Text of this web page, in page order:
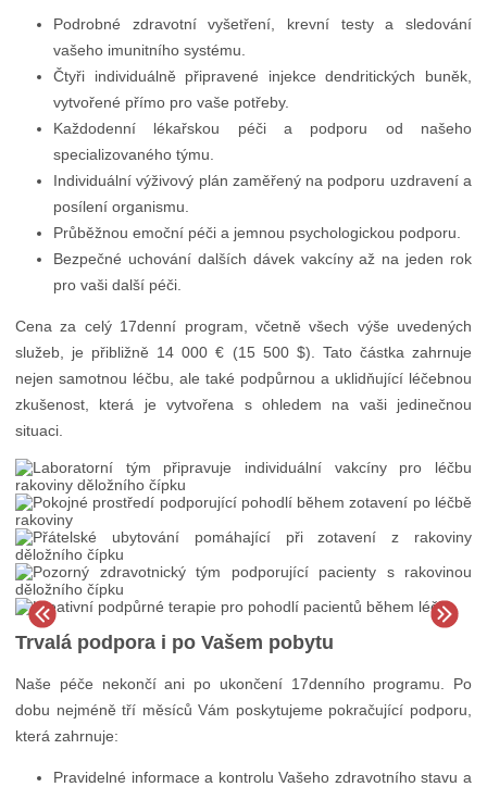
Podrobné zdravotní vyšetření, krevní testy a sledování
vašeho imunitního systému.
Čtyři individuálně připravené injekce dendritických buněk,
vytvořené přímo pro vaše potřeby.
Každodenní lékařskou péči a podporu od našeho
specializovaného týmu.
Individuální výživový plán zaměřený na podporu uzdravení a
posílení organismu.
Průběžnou emoční péči a jemnou psychologickou podporu.
Bezpečné uchování dalších dávek vakcíny až na jeden rok
pro vaši další péči.
Cena za celý 17denní program, včetně všech výše uvedených
služeb, je přibližně 14 000 € (15 500 $). Tato částka zahrnuje
nejen samotnou léčbu, ale také podpůrnou a uklidňující léčebnou
zkušenost, která je vytvořena s ohledem na vaši jedinečnou
situaci.
Trvalá podpora i po Vašem pobytu
Naše péče nekončí ani po ukončení 17denního programu. Po
dobu nejméně tří měsíců Vám poskytujeme pokračující podporu,
která zahrnuje:
Pravidelné informace a kontrolu Vašeho zdravotního stavu a